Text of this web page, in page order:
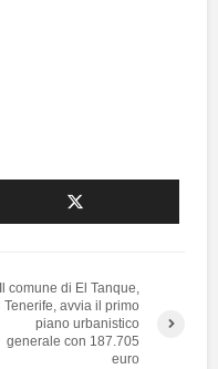
Il comune di El Tanque,
Tenerife, avvia il primo
piano urbanistico
generale con 187.705
euro